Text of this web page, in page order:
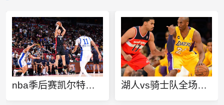
nba季后赛凯尔特人vs热火总比分 湖人vs骑士队全场回放